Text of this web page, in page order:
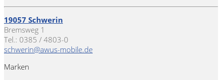
19057 Schwerin
Bremsweg 1
Tel.: 0385 / 4803-0
schwerin@awus-mobile.de
Marken